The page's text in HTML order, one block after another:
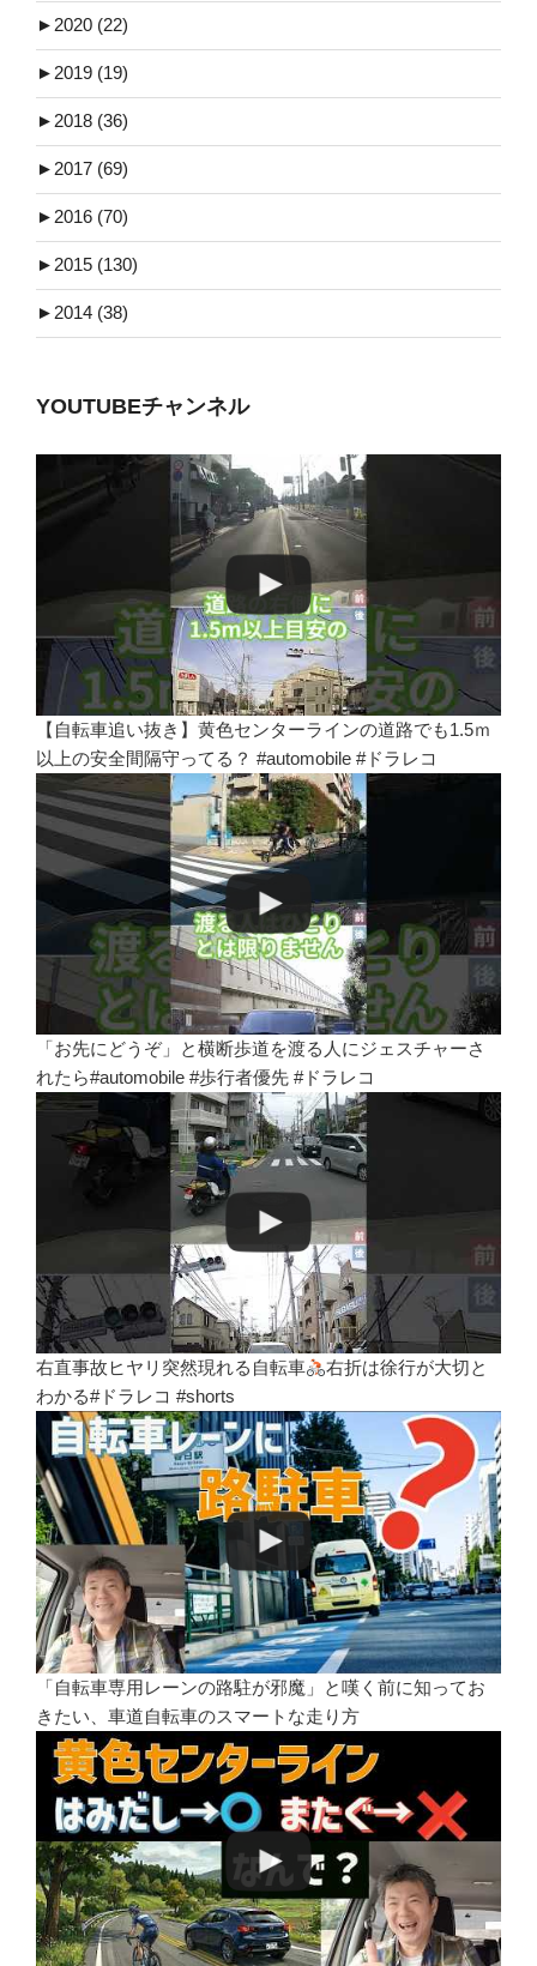
► 2020 (22)
► 2019 (19)
► 2018 (36)
► 2017 (69)
► 2016 (70)
► 2015 (130)
► 2014 (38)
YOUTUBEチャンネル
【自転車追い抜き】黄色センターラインの道路でも1.5ｍ
以上の安全間隔守ってる？ #automobile #ドラレコ
「お先にどうぞ」と横断歩道を渡る人にジェスチャーさ
れたら#automobile #歩行者優先 #ドラレコ
右直事故ヒヤリ突然現れる自転車
右折は徐行が大切と
わかる#ドラレコ #shorts
「自転車専用レーンの路駐が邪魔」と嘆く前に知ってお
きたい、車道自転車のスマートな走り方